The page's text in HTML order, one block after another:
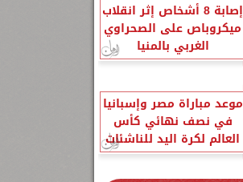
إصابة 8 أشخاص إثر انقلاب
ميكروباص على الصحراوي
الغربي بالمنيا
موعد مباراة مصر وإسبانيا
في نصف نهائي كأس
العالم لكرة اليد للناشئات